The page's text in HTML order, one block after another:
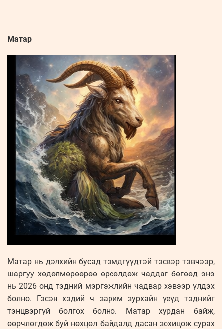
Матар
Матар нь дэлхийн бусад тэмдгүүдтэй тэсвэр тэвчээр,
шаргуу хөдөлмөрөөрөө өрсөлдөж чаддаг бөгөөд энэ
нь 2026 онд тэдний мэргэжлийн чадвар хэвээр үлдэх
болно. Гэсэн хэдий ч зарим зурхайн үеүд тэднийг
тэнцвэргүй болгох болно. Матар хурдан байж,
өөрчлөгдөж буй нөхцөл байдалд дасан зохицож сурах